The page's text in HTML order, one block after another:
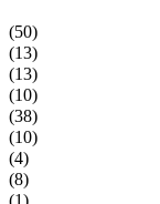
(50)
(13)
(13)
(10)
(38)
(10)
(4)
(8)
(1)